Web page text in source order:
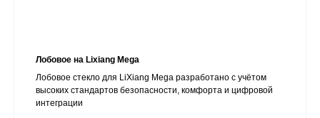
Лобовое на Lixiang Mega
Лобовое стекло для LiXiang Mega разработано с учётом
высоких стандартов безопасности, комфорта и цифровой
интеграции